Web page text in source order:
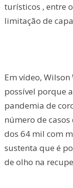
turísticos , entre
limitação de
Em vídeo,
possível porque
pandemia de
número de
dos 64 mil com
sustenta que é
de olho na